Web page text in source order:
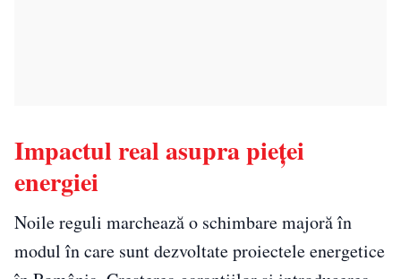
Impactul real asupra pieței
energiei
Noile reguli marchează o schimbare majoră în
modul în care sunt dezvoltate proiectele energetice